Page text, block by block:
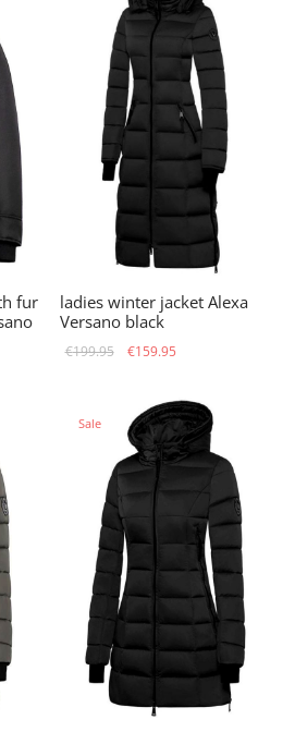
fur
ladies winter jacket Alexa
Versano black
€199.95
Original
was:
€199.95.
€159.95
€159.95.
Sale